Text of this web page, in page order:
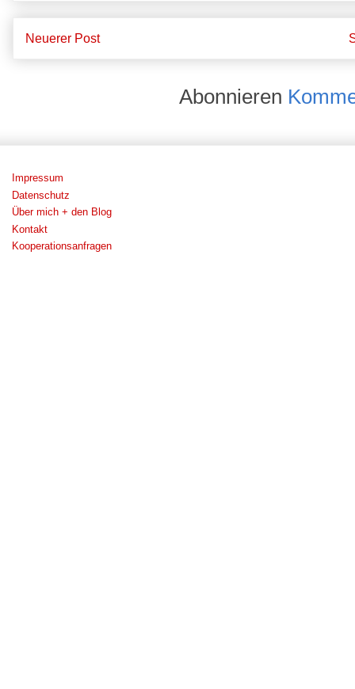
Neuerer Post
Abonnieren
Impressum
Datenschutz
Über mich + den Blog
Kontakt
Kooperationsanfragen